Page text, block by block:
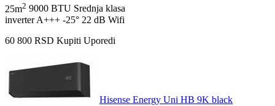
25m2 9000 BTU Srednja klasa
inverter A+++ -25° 22 dB Wifi
60 800 RSD Kupiti Uporedi
Hisense Energy Uni HB 9K black